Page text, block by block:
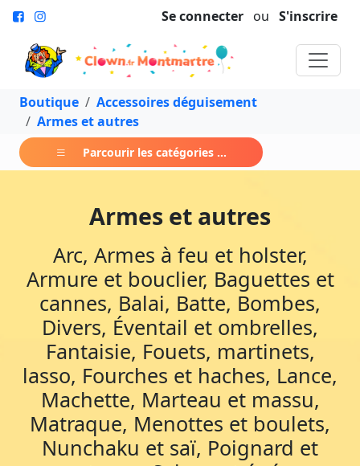
Se connecter ou S'inscrire
Boutique
Accessoires déguisement
Armes et autres
Parcourir les catégories ...
Armes et autres
Arc, Armes à feu et holster,
Armure et bouclier, Baguettes et
cannes, Balai, Batte, Bombes,
Divers, Éventail et ombrelles,
Fantaisie, Fouets, martinets,
lasso, Fourches et haches, Lance,
Machette, Marteau et massu,
Matraque, Menottes et boulets,
Nunchaku et saï, Poignard et